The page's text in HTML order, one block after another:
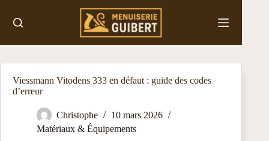
contenu
Viessmann Vitodens 333 en défaut : guide des codes
d’erreur
Christophe
10 mars 2026
Matériaux & Équipements